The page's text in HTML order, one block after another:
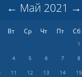
← Май 2021 →
Вт Ср Чт Пт Сб
1
4 5 6 7 8
11 12 13 14 15